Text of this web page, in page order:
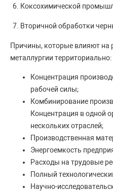
Коксохимической
Вторичной обработки
Причины, которые влияют на
металлургии территориально:
Концентрация
рабочей силы;
Комбинирование
Концентрация в одной
нескольких отраслей;
Производственная
Энергоемкость
Расходы на трудовые
Полный
Научно-